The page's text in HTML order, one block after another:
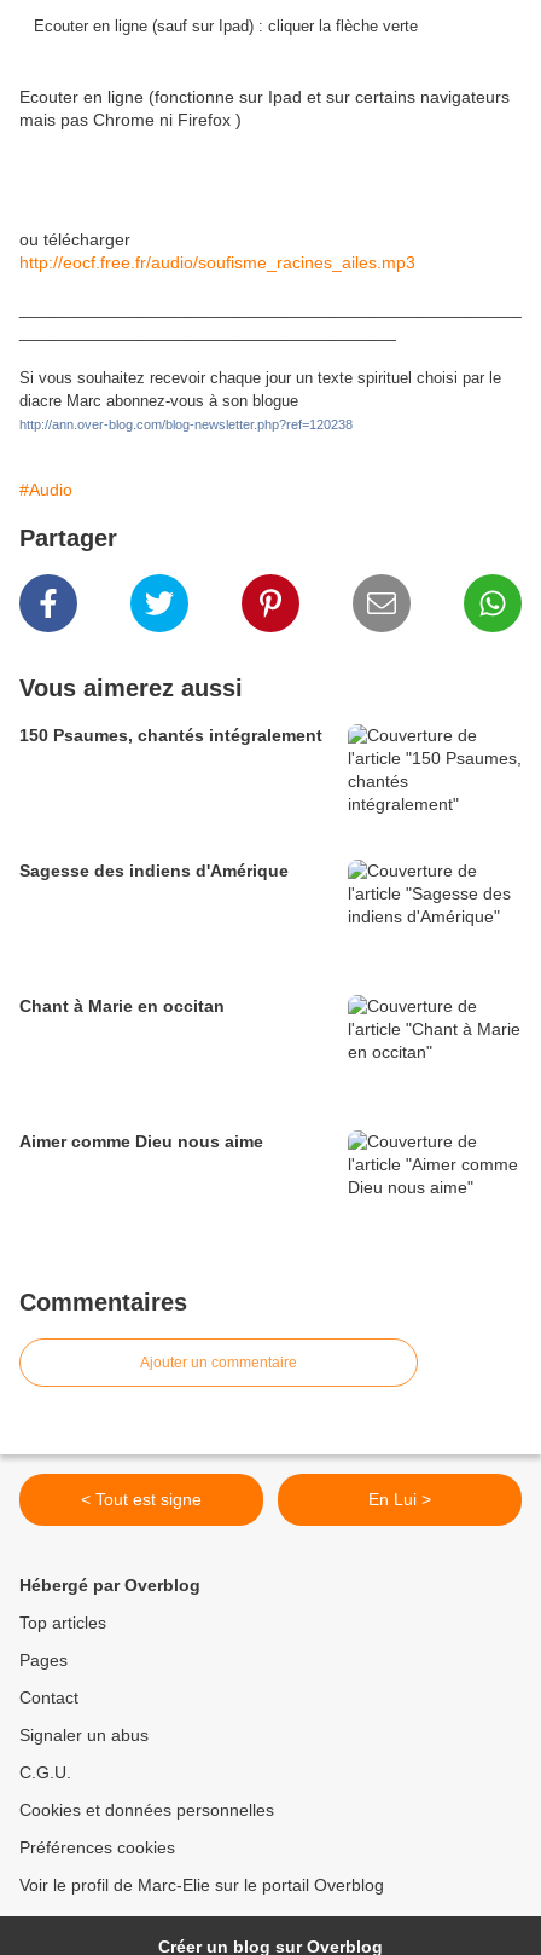
Ecouter en ligne (sauf sur Ipad) : cliquer la flèche verte
Ecouter en ligne (fonctionne sur Ipad et sur certains navigateurs
mais pas Chrome ni Firefox )
ou télécharger
http://eocf.free.fr/audio/soufisme_racines_ailes.mp3
Si vous souhaitez recevoir chaque jour un texte spirituel choisi par le
diacre Marc abonnez-vous à son blogue
http://ann.over-blog.com/blog-newsletter.php?ref=120238
#Audio
Partager
Vous aimerez aussi
150 Psaumes, chantés intégralement
Sagesse des indiens d'Amérique
Chant à Marie en occitan
Aimer comme Dieu nous aime
Commentaires
Ajouter un commentaire
< Tout est signe En Lui >
Hébergé par Overblog
Top articles
Pages
Contact
Signaler un abus
C.G.U.
Cookies et données personnelles
Préférences cookies
Voir le profil de Marc-Elie sur le portail Overblog
Créer un blog sur Overblog